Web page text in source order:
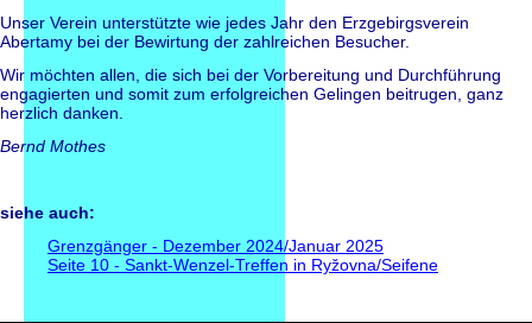
Unser Verein unterstützte wie jedes Jahr den Erzgebirgsverein
Abertamy bei der Bewirtung der zahlreichen Besucher.
Wir möchten allen, die sich bei der Vorbereitung und Durchführung
engagierten und somit zum erfolgreichen Gelingen beitrugen, ganz
herzlich danken.
Bernd Mothes
siehe auch:
Grenzgänger - Dezember 2024/Januar 2025
Seite 10 - Sankt-Wenzel-Treffen in Ryžovna/Seifene